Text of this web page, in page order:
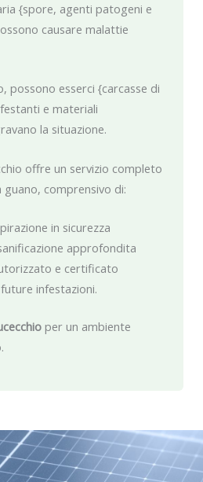
{spore, agenti patogeni e
causare malattie
possono esserci {carcasse di
e materiali
la situazione.
offre un servizio completo
comprensivo di:
in sicurezza
approfondita
e certificato
infestazioni.
per un ambiente